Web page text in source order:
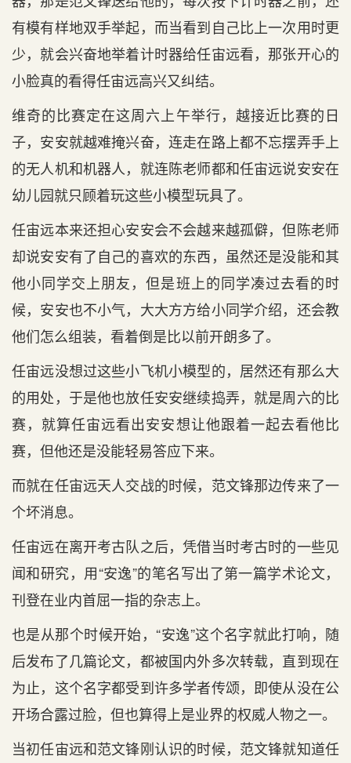
有模有样地双手举起，而当看到自己比上一次用时更
少，就会兴奋地举着计时器给任宙远看，那张开心的
小脸真的看得任宙远高兴又纠结。
维奇的比赛定在这周六上午举行，越接近比赛的日
子，安安就越难掩兴奋，连走在路上都不忘摆弄手上
的无人机和机器人，就连陈老师都和任宙远说安安在
幼儿园就只顾着玩这些小模型玩具了。
任宙远本来还担心安安会不会越来越孤僻，但陈老师
却说安安有了自己的喜欢的东西，虽然还是没能和其
他小同学交上朋友，但是班上的同学凑过去看的时
候，安安也不小气，大大方方给小同学介绍，还会教
他们怎么组装，看着倒是比以前开朗多了。
任宙远没想过这些小飞机小模型的，居然还有那么大
的用处，于是他也放任安安继续捣弄，就是周六的比
赛，就算任宙远看出安安想让他跟着一起去看他比
赛，但他还是没能轻易答应下来。
而就在任宙远天人交战的时候，范文锋那边传来了一
个坏消息。
任宙远在离开考古队之后，凭借当时考古时的一些见
闻和研究，用“安逸”的笔名写出了第一篇学术论文，
刊登在业内首屈一指的杂志上。
也是从那个时候开始，“安逸”这个名字就此打响，随
后发布了几篇论文，都被国内外多次转载，直到现在
为止，这个名字都受到许多学者传颂，即使从没在公
开场合露过脸，但也算得上是业界的权威人物之一。
当初任宙远和范文锋刚认识的时候，范文锋就知道任